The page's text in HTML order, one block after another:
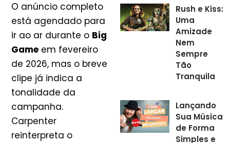
O anúncio completo
está agendado para
ir ao ar durante o Big
Game em fevereiro
de 2026, mas o breve
clipe já indica a
tonalidade da
campanha.
Carpenter
reinterpreta o
Rush e Kiss:
Uma
Amizade
Nem
Sempre
Tão
Tranquila
Lançando
Sua Música
de Forma
Simples e